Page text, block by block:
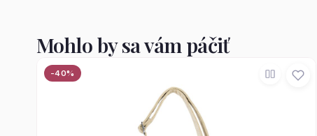
Mohlo by sa vám páčiť
-40%